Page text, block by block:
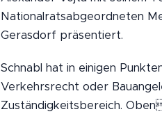
Nationalratsabgeordneten
Gerasdorf präsentiert.
Schnabl hat in einigen
Verkehrsrecht oder
Zuständigkeitsbereich.